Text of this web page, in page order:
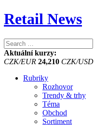
Retail News
Vyhledávání
Aktuální kurzy:
CZK/EUR 24,210 CZK/USD
Rubriky
Rozhovor
Trendy & trhy
Téma
Obchod
Sortiment